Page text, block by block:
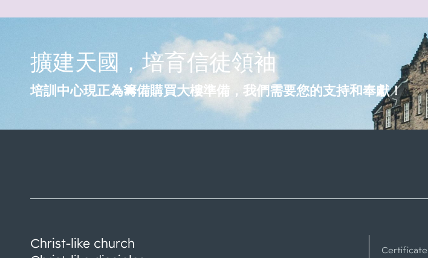
擴建天國，培育信徒領袖
培訓中心現正為籌備購買大樓準備，我們需要您的支持和奉獻！
Christ-like church
Certificate